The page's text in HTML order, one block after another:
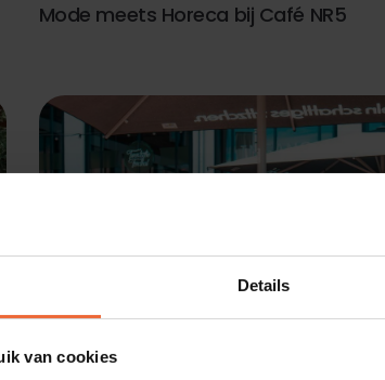
Details
van cookies
Mode meets Horeca bij Café NR5